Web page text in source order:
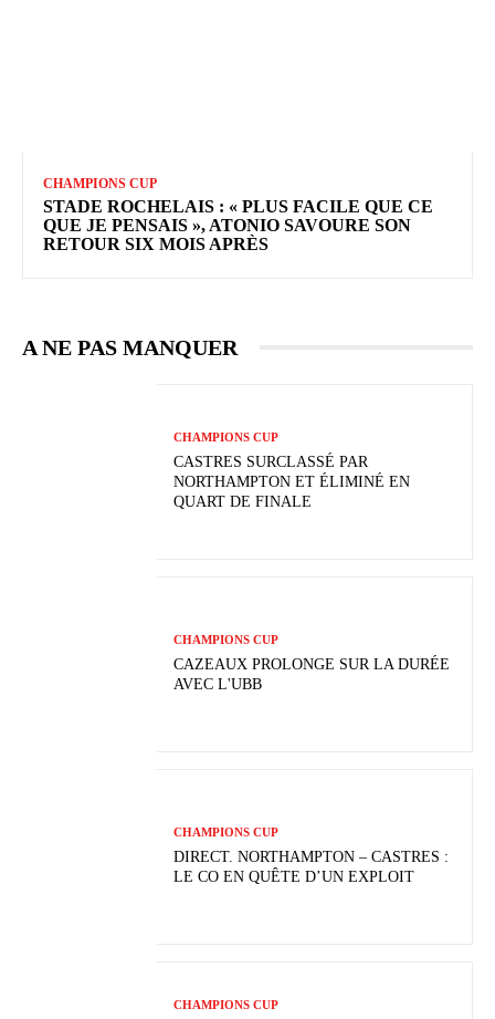
CHAMPIONS CUP
STADE ROCHELAIS : « PLUS FACILE QUE CE
QUE JE PENSAIS », ATONIO SAVOURE SON
RETOUR SIX MOIS APRÈS
A NE PAS MANQUER
CHAMPIONS CUP
CASTRES SURCLASSÉ PAR
NORTHAMPTON ET ÉLIMINÉ EN
QUART DE FINALE
CHAMPIONS CUP
CAZEAUX PROLONGE SUR LA DURÉE
AVEC L'UBB
CHAMPIONS CUP
DIRECT. NORTHAMPTON – CASTRES :
LE CO EN QUÊTE D’UN EXPLOIT
CHAMPIONS CUP